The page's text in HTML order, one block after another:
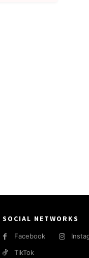
SOCIAL NETWORKS
Facebook
TikTok